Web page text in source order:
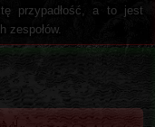
przypadłość, a to jest
zespołów.